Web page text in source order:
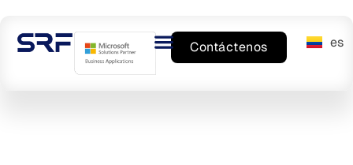
Contáctenos es
en